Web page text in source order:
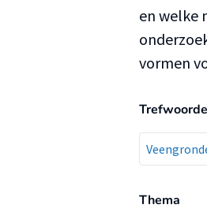
en welke
vormen
Thema